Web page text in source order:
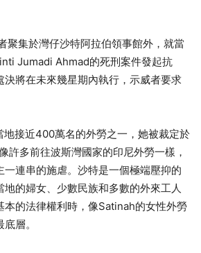
聚集於灣仔沙特阿拉伯領事館外，就當
Jumadi Ahmad的死刑案件發起抗
決將在未來幾星期內執行，示威者要求
地接近400萬名的外勞之一，她被裁定於
許多前往波斯灣國家的印尼外勞一樣，
一連串的施虐。沙特是一個極端壓抑的
的婦女、少數民族和多數的外來工人
本的法律權利時，像Satinah的女性外勞
層。